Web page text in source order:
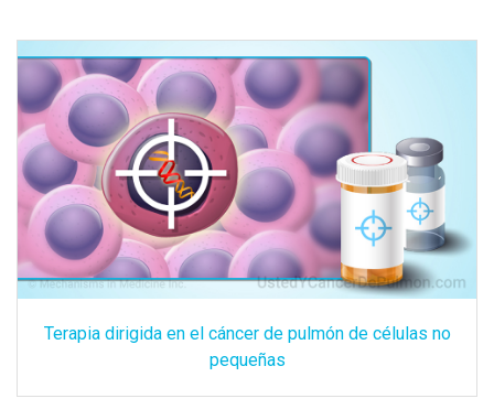
Terapia dirigida en el cáncer de pulmón de células no
pequeñas